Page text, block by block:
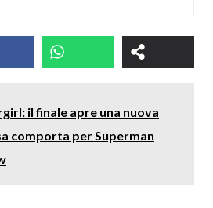
il finale apre una nuova
comporta per Superman